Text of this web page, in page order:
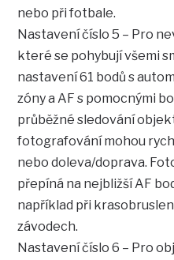
nebo při fotbale.
Nastavení číslo 5 – Pro
které se pohybují všemi
nastavení 61 bodů s
zóny a AF s pomocnými
průběžné sledování
fotografování mohou
nebo doleva/doprava.
přepíná na nejbližší AF
například při
závodech.
Nastavení číslo 6 – Pro